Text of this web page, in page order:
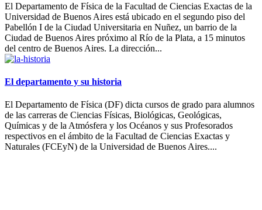
El Departamento de Física de la Facultad de Ciencias Exactas de la
Universidad de Buenos Aires está ubicado en el segundo piso del
Pabellón I de la Ciudad Universitaria en Nuñez, un barrio de la
Ciudad de Buenos Aires próximo al Río de la Plata, a 15 minutos
del centro de Buenos Aires. La dirección...
El departamento y su historia
El Departamento de Física (DF) dicta cursos de grado para alumnos
de las carreras de Ciencias Físicas, Biológicas, Geológicas,
Químicas y de la Atmósfera y los Océanos y sus Profesorados
respectivos en el ámbito de la Facultad de Ciencias Exactas y
Naturales (FCEyN) de la Universidad de Buenos Aires....